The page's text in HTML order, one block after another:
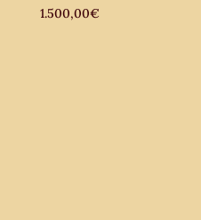
1.500,00€